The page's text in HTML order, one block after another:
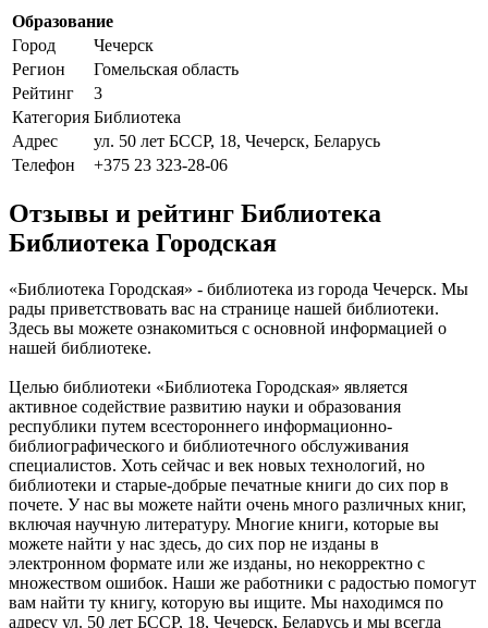
Образование
Город
Чечерск
Регион
Гомельская область
Рейтинг
3
Категория Библиотека
Адрес
ул. 50 лет БССР, 18, Чечерск, Беларусь
Телефон
+375 23 323-28-06
Отзывы и рейтинг Библиотека
Библиотека Городская
«Библиотека Городская» - библиотека из города Чечерск. Мы
рады приветствовать вас на странице нашей библиотеки.
Здесь вы можете ознакомиться с основной информацией о
нашей библиотеке.
Целью библиотеки «Библиотека Городская» является
активное содействие развитию науки и образования
республики путем всестороннего информационно-
библиографического и библиотечного обслуживания
специалистов. Хоть сейчас и век новых технологий, но
библиотеки и старые-добрые печатные книги до сих пор в
почете. У нас вы можете найти очень много различных книг,
включая научную литературу. Многие книги, которые вы
можете найти у нас здесь, до сих пор не изданы в
электронном формате или же изданы, но некорректно с
множеством ошибок. Наши же работники с радостью помогут
вам найти ту книгу, которую вы ищите. Мы находимся по
адресу ул. 50 лет БССР, 18, Чечерск, Беларусь и мы всегда